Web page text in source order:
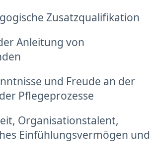
Zusatzqualifikation
Anleitung von
und Freude an der
Pflegeprozesse
Organisationstalent,
Einfühlungsvermögen und